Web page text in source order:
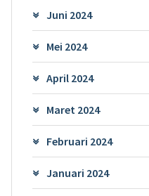
Juni 2024
Mei 2024
April 2024
Maret 2024
Februari 2024
Januari 2024